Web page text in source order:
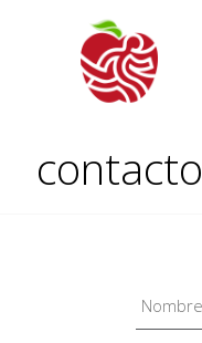
contacto